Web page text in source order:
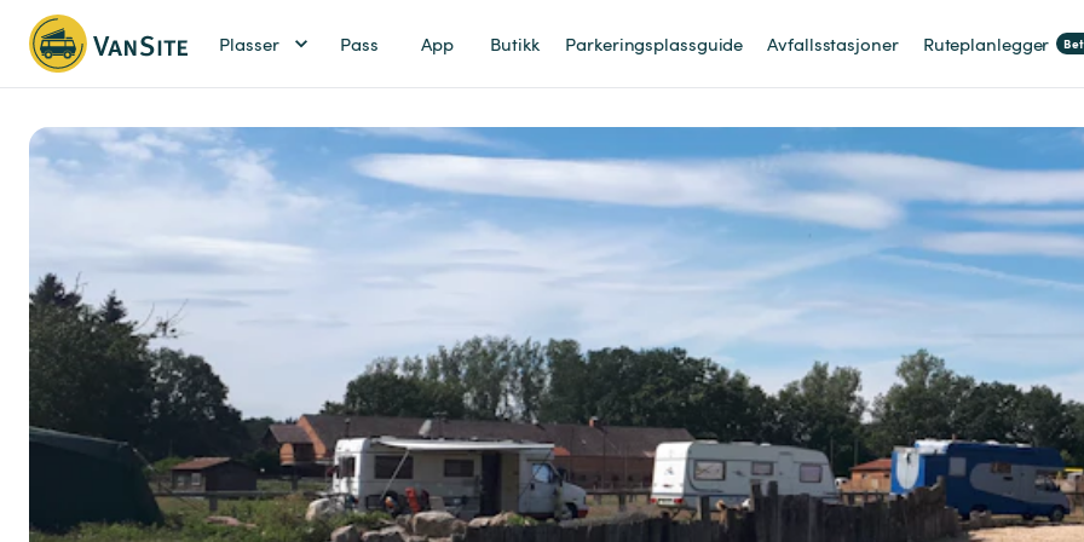
Plasser Pass App Butikk Parkeringsplassguide Avfallsstasjoner Ruteplanlegger